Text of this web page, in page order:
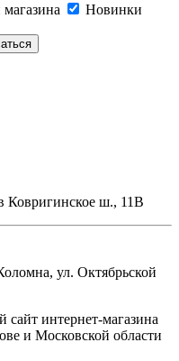
Новинки
Ковригинское ш., 11В
ул. Октябрьской
интернет-магазина
и Московской области